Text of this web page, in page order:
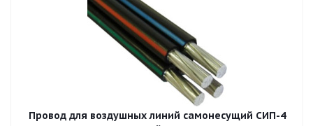
Провод для воздушных линий самонесущий СИП-4